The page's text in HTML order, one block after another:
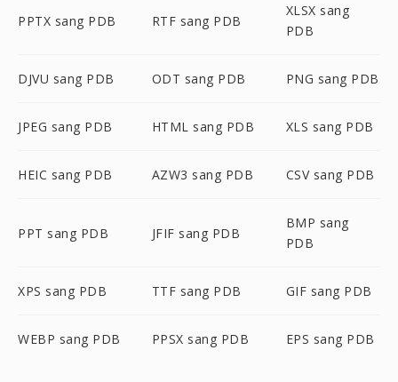
PPTX sang PDB RTF sang PDB
XLSX sang
PDB
DJVU sang PDB ODT sang PDB PNG sang PDB
JPEG sang PDB HTML sang PDB XLS sang PDB
HEIC sang PDB AZW3 sang PDB CSV sang PDB
PPT sang PDB JFIF sang PDB
BMP sang
PDB
XPS sang PDB TTF sang PDB GIF sang PDB
WEBP sang PDB PPSX sang PDB EPS sang PDB